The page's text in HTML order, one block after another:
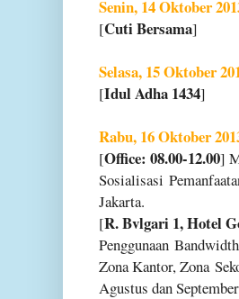
Senin, 14 Oktober
[Cuti Bersama]
Selasa, 15 Oktober
[Idul Adha 1434]
Rabu, 16 Oktober
[Office: 08.00-12.00]
Sosialisasi
Jakarta.
[R. Bvlgari 1, Hotel
Penggunaan
Zona Kantor, Zona
Agustus dan September